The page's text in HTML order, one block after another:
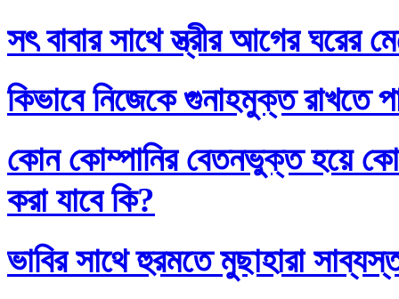
সৎ বাবার সাথে স্ত্রীর আগের ঘরের
কিভাবে নিজেকে গুনাহমুক্ত রাখতে
কোন কোম্পানির বেতনভুক্ত হয়ে
করা যাবে কি?
ভাবির সাথে হুরমতে মুছাহারা